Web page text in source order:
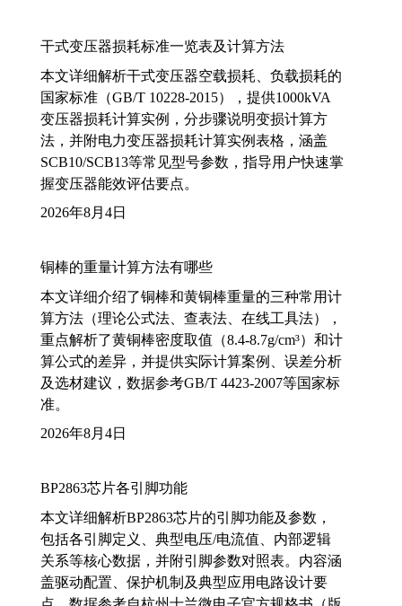
干式变压器损耗标准一览表及计算方法
本文详细解析干式变压器空载损耗、负载损耗的
国家标准（GB/T 10228-2015），提供1000kVA
变压器损耗计算实例，分步骤说明变损计算方
法，并附电力变压器损耗计算实例表格，涵盖
SCB10/SCB13等常见型号参数，指导用户快速掌
握变压器能效评估要点。
2026年8月4日
铜棒的重量计算方法有哪些
本文详细介绍了铜棒和黄铜棒重量的三种常用计
算方法（理论公式法、查表法、在线工具法），
重点解析了黄铜棒密度取值（8.4-8.7g/cm³）和计
算公式的差异，并提供实际计算案例、误差分析
及选材建议，数据参考GB/T 4423-2007等国家标
准。
2026年8月4日
BP2863芯片各引脚功能
本文详细解析BP2863芯片的引脚功能及参数，
包括各引脚定义、典型电压/电流值、内部逻辑
关系等核心数据，并附引脚参数对照表。内容涵
盖驱动配置、保护机制及典型应用电路设计要